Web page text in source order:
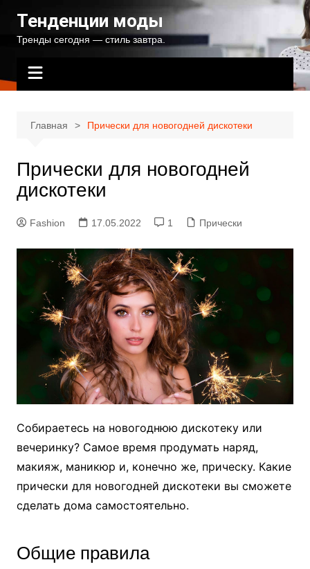
содержимому
Тенденции моды
Тренды сегодня — стиль завтра.
Главная Прически для новогодней дискотеки
Прически для новогодней
дискотеки
Fashion 17.05.2022 1 Прически
Собираетесь на новогоднюю дискотеку или
вечеринку? Самое время продумать наряд,
макияж, маникюр и, конечно же, прическу. Какие
прически для новогодней дискотеки вы сможете
сделать дома самостоятельно.
Общие правила